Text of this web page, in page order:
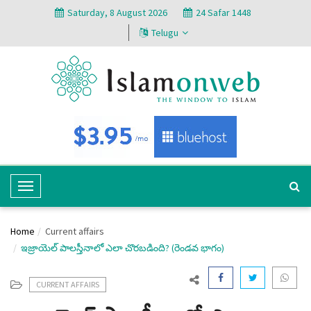
Saturday, 8 August 2026
24 Safar 1448
Telugu
T
o
g
l
e
N
Home
Current affairs
ఇజ్రాయెల్ పాలస్తీనాలో ఎలా చొరబడింది? (రెండవ భాగం)
CURRENT AFFAIRS